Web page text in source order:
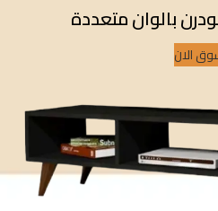
بالوان متعددة
الان